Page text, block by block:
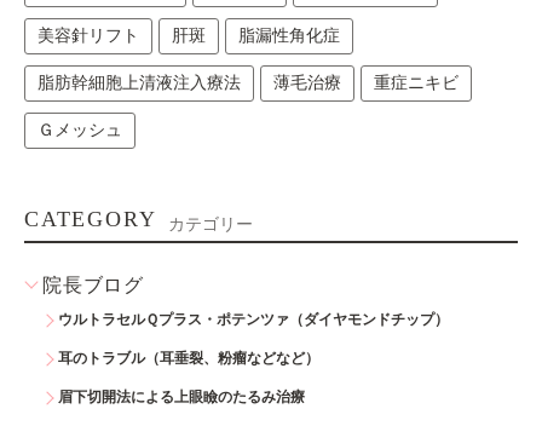
美容針リフト 肝斑 脂漏性角化症
脂肪幹細胞上清液注入療法 薄毛治療 重症ニキビ
Ｇメッシュ
CATEGORY カテゴリー
院長ブログ
ウルトラセルＱプラス・ポテンツァ（ダイヤモンドチップ）
耳のトラブル（耳垂裂、粉瘤などなど）
眉下切開法による上眼瞼のたるみ治療